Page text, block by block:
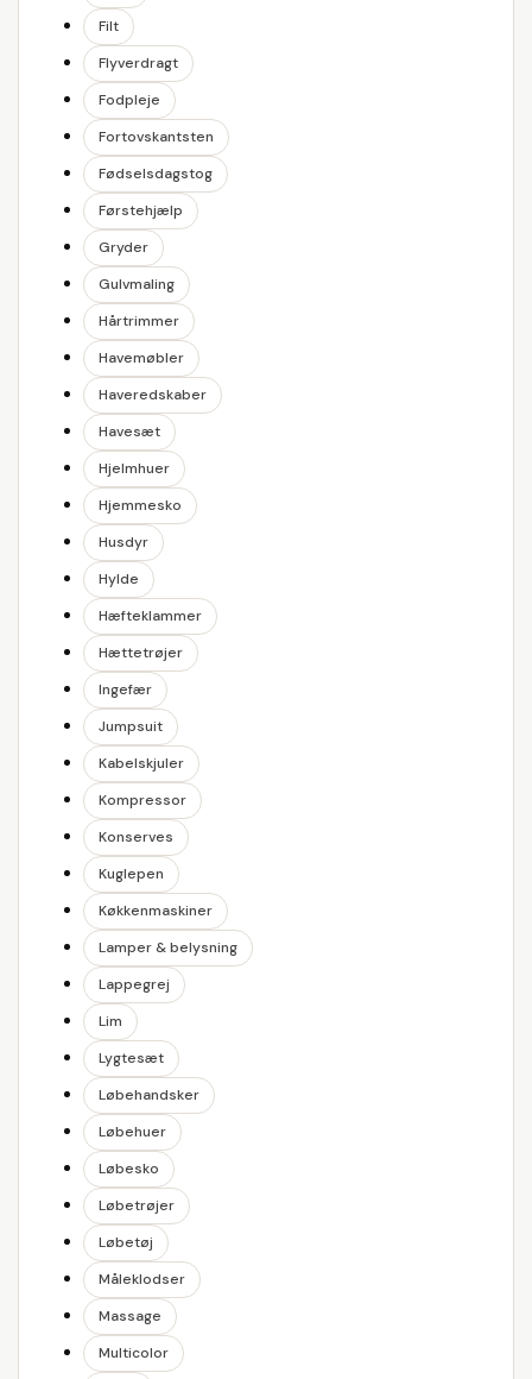
Filt
Flyverdragt
Fodpleje
Fortovskantsten
Fødselsdagstog
Førstehjælp
Gryder
Gulvmaling
Hårtrimmer
Havemøbler
Haveredskaber
Havesæt
Hjelmhuer
Hjemmesko
Husdyr
Hylde
Hæfteklammer
Hættetrøjer
Ingefær
Jumpsuit
Kabelskjuler
Kompressor
Konserves
Kuglepen
Køkkenmaskiner
Lamper & belysning
Lappegrej
Lim
Lygtesæt
Løbehandsker
Løbehuer
Løbesko
Løbetrøjer
Løbetøj
Måleklodser
Massage
Multicolor